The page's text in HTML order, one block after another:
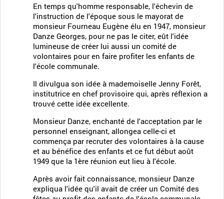
En temps qu'homme responsable, l'échevin de
l'instruction de l'époque sous le mayorat de
monsieur Fourneau Eugène élu en 1947, monsieur
Danze Georges, pour ne pas le citer, eût l'idée
lumineuse de créer lui aussi un comité de
volontaires pour en faire profiter les enfants de
l'école communale.
Il divulgua son idée à mademoiselle Jenny Forêt,
institutrice en chef provisoire qui, après réflexion a
trouvé cette idée excellente.
Monsieur Danze, enchanté de l'acceptation par le
personnel enseignant, allongea celle-ci et
commença par recruter des volontaires à la cause
et au bénéfice des enfants et ce fut début août
1949 que la 1ère réunion eut lieu à l'école.
Après avoir fait connaissance, monsieur Danze
expliqua l'idée qu'il avait de créer un Comité des